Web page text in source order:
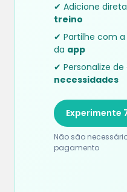
✔ Adicione
treino
✔ Partilhe com
da app
✔ Personalize
necessidades
Experimente
Não são
pagamento